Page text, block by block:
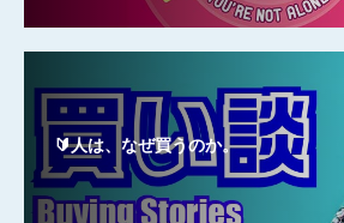
🔰人は、なぜ買うのか。